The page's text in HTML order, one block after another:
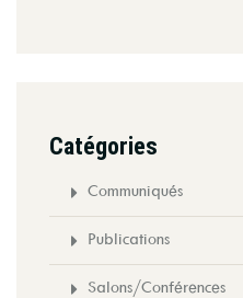
Catégories
Communiqués
Publications
Salons/Conférences